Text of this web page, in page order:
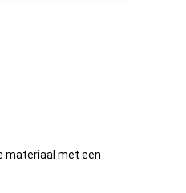
materiaal met een